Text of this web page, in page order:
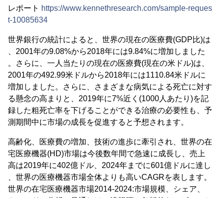
レポート https://www.kennethresearch.com/sample-reques
t-10085634
世界銀行の統計によると、世界の現在の医療費(GDP比)は
、2001年の9.08%から2018年には9.84%に増加しました
。さらに、一人当たりの現在の医療費(現在の米ドル)は、
2001年の492.99米ドルから2018年には1110.84米ドルに
増加しました。さらに、さまざまな病気による死亡に対す
る懸念の高まりと、2019年に7%近く(1000人あたり)を記
録した粗死亡率を下げることができる治療の必要性も、予
測期間中に市場の成長を促進すると予想されます。
高齢化、医療費の増加、技術の進歩に牽引され、世界の在
宅医療機器(HD)市場は今後数年間で急速に成長し、売上
高は2019年に402億ドル、2024年までに601億ドルに達し
、世界の医療機器市場全体よりも高いCAGRを表します。
世界の在宅医療機器市場2014-2024:市場規模、シェア、